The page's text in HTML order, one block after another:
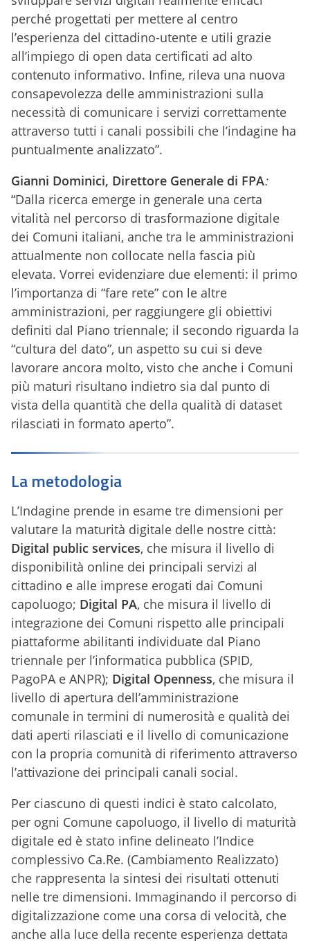
perché progettati per mettere al centro
l’esperienza del cittadino-utente e utili grazie
all’impiego di open data certificati ad alto
contenuto informativo. Infine, rileva una nuova
consapevolezza delle amministrazioni sulla
necessità di comunicare i servizi correttamente
attraverso tutti i canali possibili che l’indagine ha
puntualmente analizzato”.
Gianni Dominici, Direttore Generale di FPA:
“Dalla ricerca emerge in generale una certa
vitalità nel percorso di trasformazione digitale
dei Comuni italiani, anche tra le amministrazioni
attualmente non collocate nella fascia più
elevata. Vorrei evidenziare due elementi: il primo
l’importanza di “fare rete” con le altre
amministrazioni, per raggiungere gli obiettivi
definiti dal Piano triennale; il secondo riguarda la
“cultura del dato”, un aspetto su cui si deve
lavorare ancora molto, visto che anche i Comuni
più maturi risultano indietro sia dal punto di
vista della quantità che della qualità di dataset
rilasciati in formato aperto”.
La metodologia
L’Indagine prende in esame tre dimensioni per
valutare la maturità digitale delle nostre città:
Digital public services, che misura il livello di
disponibilità online dei principali servizi al
cittadino e alle imprese erogati dai Comuni
capoluogo; Digital PA, che misura il livello di
integrazione dei Comuni rispetto alle principali
piattaforme abilitanti individuate dal Piano
triennale per l’informatica pubblica (SPID,
PagoPA e ANPR); Digital Openness, che misura il
livello di apertura dell’amministrazione
comunale in termini di numerosità e qualità dei
dati aperti rilasciati e il livello di comunicazione
con la propria comunità di riferimento attraverso
l’attivazione dei principali canali social.
Per ciascuno di questi indici è stato calcolato,
per ogni Comune capoluogo, il livello di maturità
digitale ed è stato infine delineato l’Indice
complessivo Ca.Re. (Cambiamento Realizzato)
che rappresenta la sintesi dei risultati ottenuti
nelle tre dimensioni. Immaginando il percorso di
digitalizzazione come una corsa di velocità, che
anche alla luce della recente esperienza dettata